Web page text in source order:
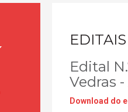
Edital
Vedras
Download do